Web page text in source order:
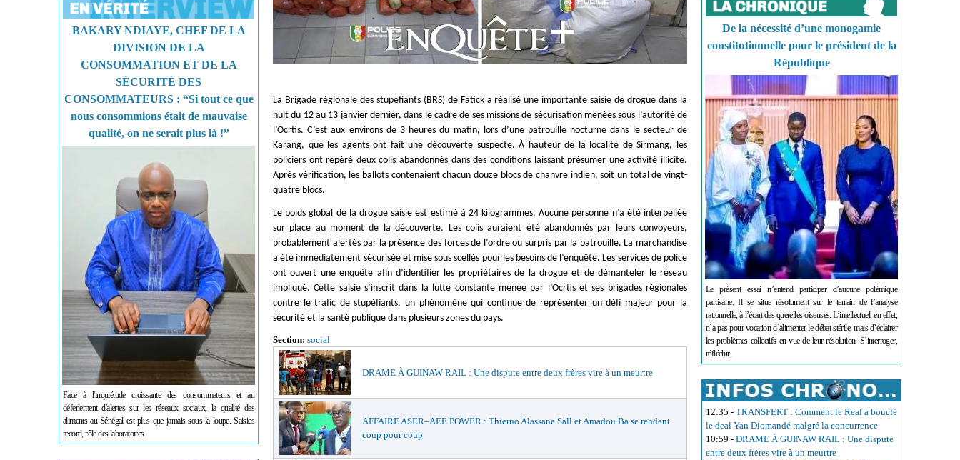
BAKARY NDIAYE, CHEF DE LA
DIVISION DE LA
CONSOMMATION ET DE LA
SÉCURITÉ DES
CONSOMMATEURS : “Si tout ce que
nous consommions était de mauvaise
qualité, on ne serait plus là !”
Face à l'inquiétude croissante des consommateurs et au
déferlement d'alertes sur les réseaux sociaux, la qualité des
aliments au Sénégal est plus que jamais sous la loupe. Saisies
record, rôle des laboratoires
La Brigade régionale des stupéfiants (BRS) de Fatick a réalisé une importante saisie de drogue dans la
nuit du 12 au 13 janvier dernier, dans le cadre de ses missions de sécurisation menées sous l’autorité de
l’Ocrtis. C’est aux environs de 3 heures du matin, lors d’une patrouille nocturne dans le secteur de
Karang, que les agents ont fait une découverte suspecte. À hauteur de la localité de Sirmang, les
policiers ont repéré deux colis abandonnés dans des conditions laissant présumer une activité illicite.
Après vérification, les ballots contenaient chacun douze blocs de chanvre indien, soit un total de vingt-
quatre blocs.
Le poids global de la drogue saisie est estimé à 24 kilogrammes. Aucune personne n’a été interpellée
sur place au moment de la découverte. Les colis auraient été abandonnés par leurs convoyeurs,
probablement alertés par la présence des forces de l’ordre ou surpris par la patrouille. La marchandise
a été immédiatement sécurisée et mise sous scellés pour les besoins de l’enquête. Les services de police
ont ouvert une enquête afin d’identifier les propriétaires de la drogue et de démanteler le réseau
impliqué. Cette saisie s’inscrit dans la lutte constante menée par l’Ocrtis et ses brigades régionales
contre le trafic de stupéfiants, un phénomène qui continue de représenter un défi majeur pour la
sécurité et la santé publique dans plusieurs zones du pays.
Section: social
DRAME À GUINAW RAIL : Une dispute entre deux frères vire à un meurtre
AFFAIRE ASER–AEE POWER : Thierno Alassane Sall et Amadou Ba se rendent
coup pour coup
De la nécessité d’une monogamie
constitutionnelle pour le président de la
République
Le présent essai n’entend participer d’aucune polémique
partisane. Il se situe résolument sur le terrain de l’analyse
rationnelle, à l’écart des querelles oiseuses. L’intellectuel, en effet,
n’a pas pour vocation d’alimenter le débat stérile, mais d’éclairer
les problèmes collectifs en vue de leur résolution. S’interroger,
réfléchir,
12:35 - TRANSFERT : Comment le Real a bouclé
le deal Yan Diomandé malgré la concurrence
10:59 - DRAME À GUINAW RAIL : Une dispute
entre deux frères vire à un meurtre